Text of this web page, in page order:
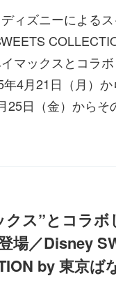
ィズニーによる
マックスとコラ
4月21日（月）
25日（金）からそ
クス”とコラ
場／Disney
by 東京ば